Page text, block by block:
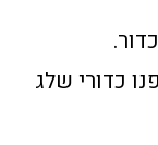
כדורי שלג